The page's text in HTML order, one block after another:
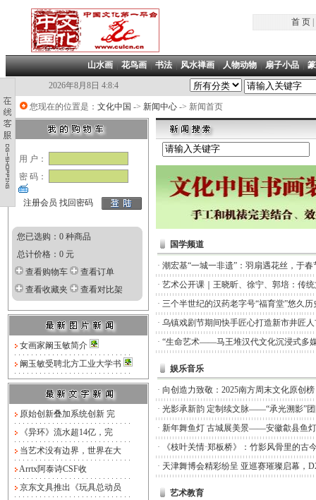
首 页|
山水画|花鸟画|书法|风水禅画|人物动物|扇子小品|
2026年8月8日 4:8:4
您现在的位置是： 文化中国 -> 新闻中心 -> 新闻首页
用 户：
密 码：
注册会员 找回密码
您已选购：0 种商品
总计价格：0 元
查看购物车
查看订单
查看收藏夹
查看对比架
女画家阚玉敏简介
阚玉敏受聘北方工业大学书
原始创新叠加系统创新 完
《异环》流水超14亿，完
当艺术没有边界，世界在大
Arrtx阿泰诗CSF收
京东文具推出《玩具总动员
国学频道
· 潮宏基“一城一非遗”：羽扇遇花丝，于
· 艺术公开课｜王晓昕、徐宁、郭培：传
· 三个半世纪的汉药老字号“福育堂”悠久历
· 乌镇戏剧节期间快手匠心打造新市井匠
· “生命艺术——马王堆汉代文化沉浸式多
娱乐音乐
· 向创造力致敬：2025南方周末文化原创
· 光影承新韵 定制续文脉——“承光溯影”
· 新年舞鱼灯 古城展美景——安徽歙县鱼
·
《枝叶关情·郑板桥》：竹影风骨里的古
· 天津舞博会精彩纷呈 亚巡赛璀璨启幕，
艺术教育